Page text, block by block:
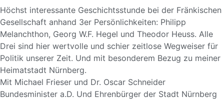
Höchst interessante Geschichtsstunde bei der Fränkischen
Gesellschaft anhand 3er Persönlichkeiten: Philipp
Melanchthon, Georg W.F. Hegel und Theodor Heuss. Alle
Drei sind hier wertvolle und schier zeitlose Wegweiser für
Politik unserer Zeit. Und mit besonderem Bezug zu meiner
Heimatstadt Nürnberg.
Mit Michael Frieser und Dr. Oscar Schneider
Bundesminister a.D. Und Ehrenbürger der Stadt Nürnberg